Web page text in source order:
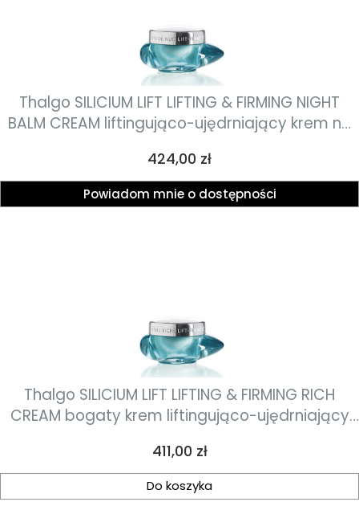
Thalgo SILICIUM LIFT LIFTING & FIRMING NIGHT
BALM CREAM liftingująco-ujędrniający krem na
Cena
424,00 zł
Powiadom mnie o dostępności
Thalgo SILICIUM LIFT LIFTING & FIRMING RICH
CREAM bogaty krem liftingująco-ujędrniający
Cena
411,00 zł
Do koszyka